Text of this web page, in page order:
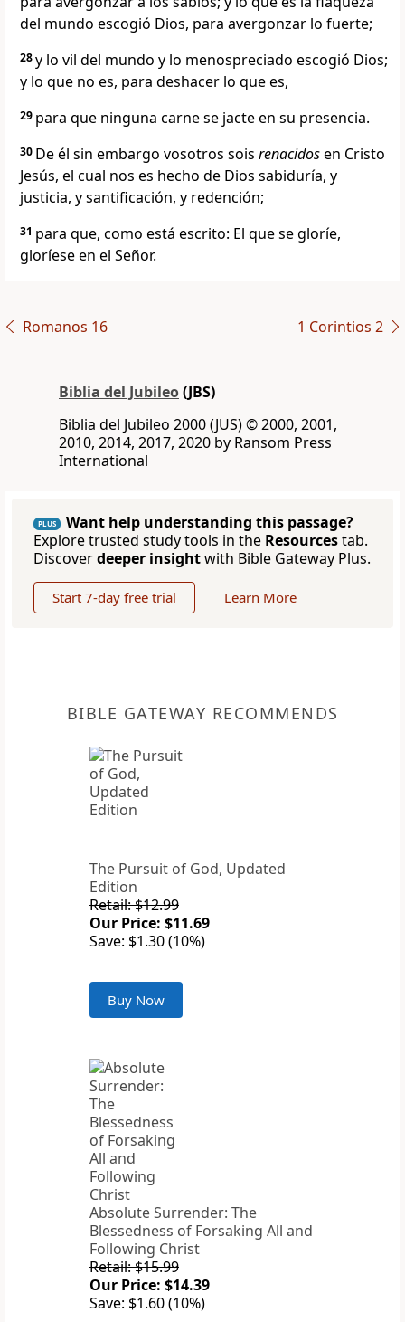
del mundo escogió Dios, para avergonzar lo fuerte;
28y lo vil del mundo y lo menospreciado escogió Dios;
y lo que no es, para deshacer lo que es,
29 para que ninguna carne se jacte en su presencia.
30 De él sin embargo vosotros sois renacidosen Cristo
Jesús, el cual nos es hecho de Dios sabiduría, y
justicia, y santificación, y redención;
31 para que, como está escrito: El que se gloríe,
gloríese en el Señor.
Romanos 16 1 Corintios 2
Biblia del Jubileo(JBS)
Biblia del Jubileo 2000 (JUS) © 2000, 2001,
2010, 2014, 2017, 2020 by Ransom Press
International
PLUS
Want help understanding this passage?
Explore trusted study tools in the Resourcestab.
Discoverdeeper insightwith Bible Gateway Plus.
Start 7-day free trial Learn More
BIBLE GATEWAY RECOMMENDS
The Pursuit of God, Updated
Edition
Retail: $12.99
Our Price: $11.69
Save: $1.30 (10%)
Buy Now
Absolute Surrender: The
Blessedness of Forsaking All and
Following Christ
Retail: $15.99
Our Price: $14.39
Save: $1.60 (10%)